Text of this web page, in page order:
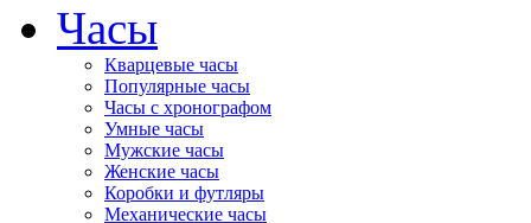
Часы
Кварцевые часы
Популярные часы
Часы с хронографом
Умные часы
Мужские часы
Женские часы
Коробки и футляры
Механические часы